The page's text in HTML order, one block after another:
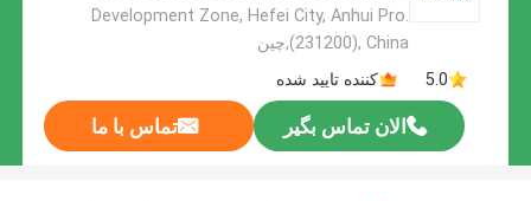
Development Zone, Hefei City, Anhui Pro.
(231200), China,چین
5.0
کننده تایید شده
الان تماس بگیر تماس با ما